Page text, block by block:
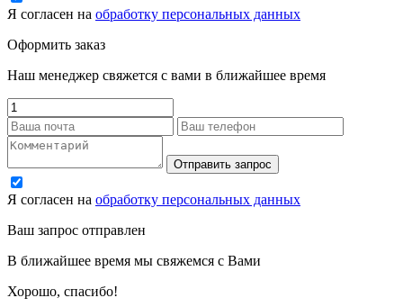
Я согласен на обработку персональных данных
Оформить заказ
Наш менеджер свяжется с вами в ближайшее время
Я согласен на обработку персональных данных
Ваш запрос отправлен
В ближайшее время мы свяжемся с Вами
Хорошо, спасибо!